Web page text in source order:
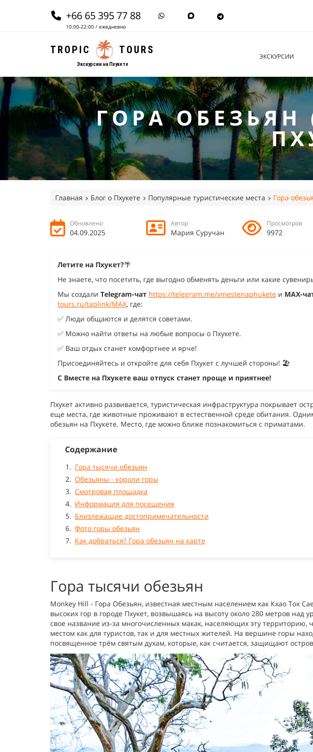
+66 65 395 77 88
10:00-22:00 / ежедневно
TROPIC TOURS
Экскурсии на Пхукете
ЭКСКУРСИИ
ГОРА ОБЕЗЬЯН
Главная Блог о Пхукете Популярные туристические места Гора
Обновлено
04.09.2025
Автор
Мария Суручан
Просмотров
9972
Летите на Пхукет?🌴
Не знаете, что посетить, где выгодно обменять деньги или какие
Мы создали Telegram-чат https://telegram.me/vmestenaphukete и MAX-
tours.ru/taplink/MAX, где:
✅ Люди общаются и делятся советами.
✅ Можно найти ответы на любые вопросы о Пхукете.
✅ Ваш отдых станет комфортнее и ярче!
Присоединяйтесь и откройте для себя Пхукет с лучшей стороны! 🏖️
С Вместе на Пхукете ваш отпуск станет проще и приятнее!
Пхукет активно развивается, туристическая инфраструктура покрывает
еще места, где животные проживают в естественной среде обитания.
обезьян на Пхукете. Место, где можно ближе познакомиться с приматами.
Содержание
Гора тысячи обезьян
Обезьяны - короли горы
Смотровая площадка
Информация для посещения
Близлежащие достопримечательности
Фото горы обезьян
Как добраться? Гора обезьян на карте
Гора тысячи обезьян
Monkey Hill - Гора Обезьян, известная местным населением как Кхао Тох
высоких гор в городе Пхукет, возвышаясь на высоту около 280 метров над
свое название из-за многочисленных макак, населяющих эту территорию,
местом как для туристов, так и для местных жителей. На вершине горы
посвященное трём святым духам, которые, как считается, защищают